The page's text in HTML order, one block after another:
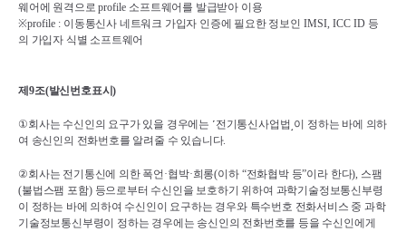
웨어에 원격으로 profile 소프트웨어를 발급받아 이용
※profile : 이동통신사 네트워크 가입자 인증에 필요한 정보인 IMSI, ICC ID 등
의 가입자 식별 소프트웨어
제 9조(발신번호표시)
①회사는 수신인의 요구가 있을 경우에는 ˹전기통신사업법 이 정하는 바에 의하
여 송신인의 전화번호를 알려줄 수 있습니다.
②회사는 전기통신에 의한 폭언 ·협박·희롱(이하 “전화협박 등”이라 한다), 스팸
(불법스팸 포함) 등으로부터 수신인을 보호하기 위하여 과학기술정보통신부령
이 정하는 바에 의하여 수신인이 요구하는 경우와 특수번호 전화서비스 중 과학
기술정보통신부령이 정하는 경우에는 송신인의 전화번호를 등을 수신인에게